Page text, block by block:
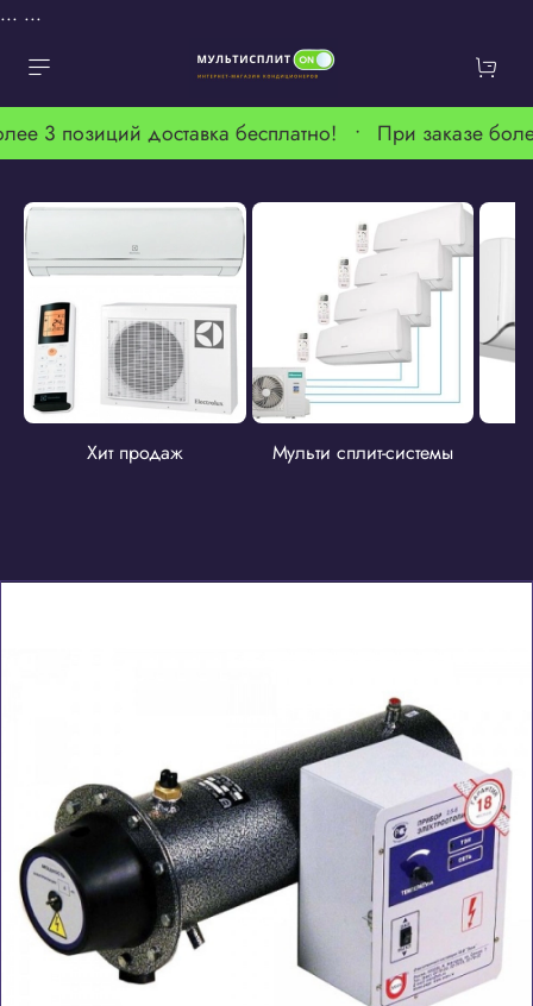
... ...
3 позиций доставка бесплатно! • При заказе
Хит продаж Мульти сплит-системы